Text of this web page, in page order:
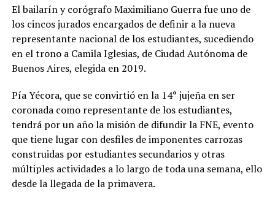
El bailarín y corógrafo Maximiliano Guerra fue uno de
los cincos jurados encargados de definir a la nueva
representante nacional de los estudiantes, sucediendo
en el trono a Camila Iglesias, de Ciudad Autónoma de
Buenos Aires, elegida en 2019.
Pía Yécora, que se convirtió en la 14° jujeña en ser
coronada como representante de los estudiantes,
tendrá por un año la misión de difundir la FNE, evento
que tiene lugar con desfiles de imponentes carrozas
construidas por estudiantes secundarios y otras
múltiples actividades a lo largo de toda una semana, ello
desde la llegada de la primavera.